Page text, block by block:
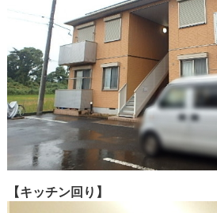
【キッチン回り】